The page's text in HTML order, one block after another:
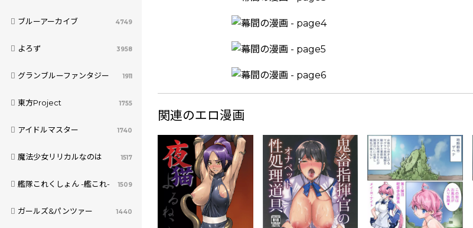
ブルーアーカイブ 4749
よろず 3958
グランブルーファンタジー 1911
東方Project 1755
アイドルマスター 1740
魔法少女リリカルなのは 1517
艦隊これくしょん -艦これ- 1509
ガールズ&パンツァー 1440
関連のエロ漫画